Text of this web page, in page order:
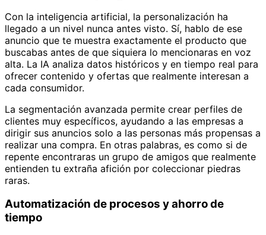
Con la inteligencia artificial, la personalización ha
llegado a un nivel nunca antes visto. Sí, hablo de ese
anuncio que te muestra exactamente el producto que
buscabas antes de que siquiera lo mencionaras en voz
alta. La IA analiza datos históricos y en tiempo real para
ofrecer contenido y ofertas que realmente interesan a
cada consumidor.
La segmentación avanzada permite crear perfiles de
clientes muy específicos, ayudando a las empresas a
dirigir sus anuncios solo a las personas más propensas a
realizar una compra. En otras palabras, es como si de
repente encontraras un grupo de amigos que realmente
entienden tu extraña afición por coleccionar piedras
raras.
Automatización de procesos y ahorro de
tiempo